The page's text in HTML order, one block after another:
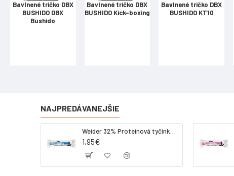
Bavlnené tričko DBX
BUSHIDO DBX
Bushido
Bavlnené tričko DBX
BUSHIDO Kick-boxing
Bavlnené tričko DBX
BUSHIDO KT10
NAJPREDÁVANEJŠIE
1,95€